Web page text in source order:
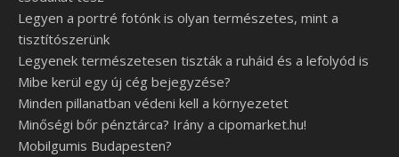
Legyen a portré fotónk is olyan természetes, mint a
tisztítószerünk
Legyenek természetesen tiszták a ruháid és a lefolyód is
Mibe kerül egy új cég bejegyzése?
Minden pillanatban védeni kell a környezetet
Minőségi bőr pénztárca? Irány a cipomarket.hu!
Mobilgumis Budapesten?